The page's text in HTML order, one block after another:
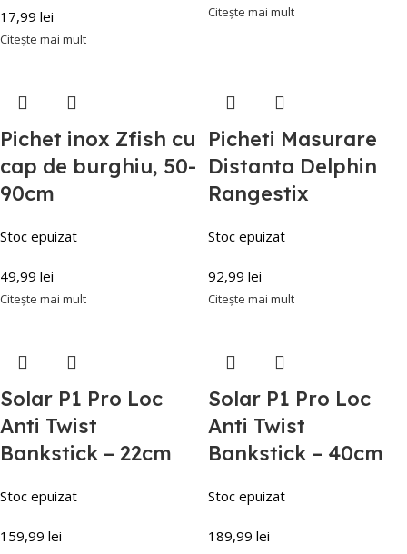
17,99 lei
Citește mai mult
Citește mai mult
Pichet inox Zfish cu
cap de burghiu, 50-
90cm
Stoc epuizat
49,99 lei
Citește mai mult
Picheti Masurare
Distanta Delphin
Rangestix
Stoc epuizat
92,99 lei
Citește mai mult
Solar P1 Pro Loc
Anti Twist
Bankstick – 22cm
Stoc epuizat
159,99 lei
Solar P1 Pro Loc
Anti Twist
Bankstick – 40cm
Stoc epuizat
189,99 lei